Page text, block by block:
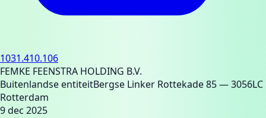
1031.410.106
FEMKE FEENSTRA HOLDING B.V.
Buitenlandse entiteitBergse Linker Rottekade 85— 3056LC
Rotterdam
9 dec 2025